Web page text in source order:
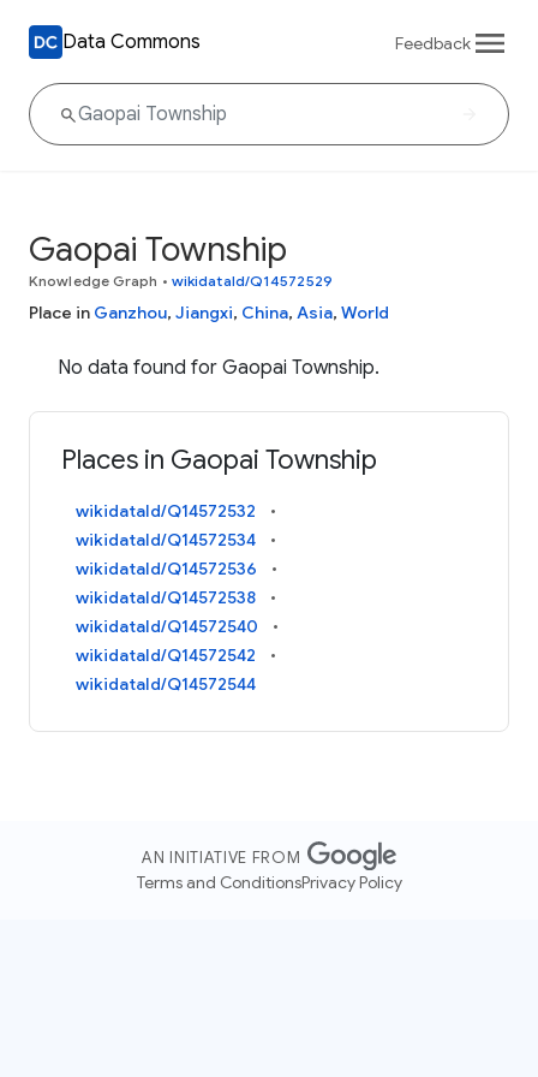
Data Commons Feedback
Gaopai Township
Knowledge Graph • wikidataId/Q14572529
Place in Ganzhou, Jiangxi, China, Asia, World
No data found for Gaopai Township.
Places in Gaopai Township
wikidataId/Q14572532
wikidataId/Q14572534
wikidataId/Q14572536
wikidataId/Q14572538
wikidataId/Q14572540
wikidataId/Q14572542
wikidataId/Q14572544
AN INITIATIVE FROM
Terms and ConditionsPrivacy Policy